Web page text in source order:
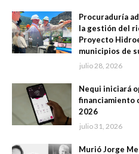
Procuraduría
la gestión del
Proyecto
municipios de
julio 28, 2026
Nequi iniciará
financiamiento
2026
julio 31, 2026
Murió Jorge